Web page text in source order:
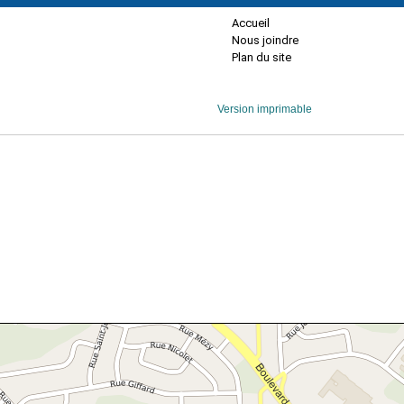
Accueil
Nous joindre
Plan du site
Version imprimable